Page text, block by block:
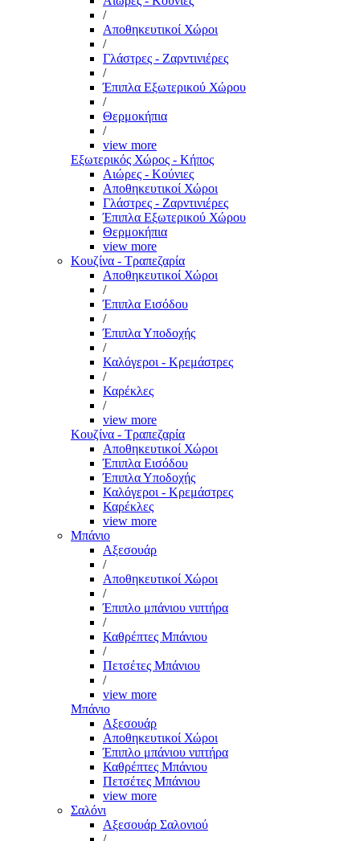
/
Αποθηκευτικοί Χώροι
/
Γλάστρες - Ζαρντινιέρες
/
Έπιπλα Εξωτερικού Χώρου
/
Θερμοκήπια
/
view more
Εξωτερικός Χώρος - Κήπος
Αιώρες - Κούνιες
Αποθηκευτικοί Χώροι
Γλάστρες - Ζαρντινιέρες
Έπιπλα Εξωτερικού Χώρου
Θερμοκήπια
view more
Κουζίνα - Τραπεζαρία
Αποθηκευτικοί Χώροι
/
Έπιπλα Εισόδου
/
Έπιπλα Υποδοχής
/
Καλόγεροι - Κρεμάστρες
/
Καρέκλες
/
view more
Κουζίνα - Τραπεζαρία
Αποθηκευτικοί Χώροι
Έπιπλα Εισόδου
Έπιπλα Υποδοχής
Καλόγεροι - Κρεμάστρες
Καρέκλες
view more
Μπάνιο
Αξεσουάρ
/
Αποθηκευτικοί Χώροι
/
Έπιπλο μπάνιου νιπτήρα
/
Καθρέπτες Μπάνιου
/
Πετσέτες Μπάνιου
/
view more
Μπάνιο
Αξεσουάρ
Αποθηκευτικοί Χώροι
Έπιπλο μπάνιου νιπτήρα
Καθρέπτες Μπάνιου
Πετσέτες Μπάνιου
view more
Σαλόνι
Αξεσουάρ Σαλονιού